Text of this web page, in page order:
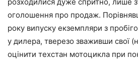
оголошення про продаж.
року випуску екземпляри з
у дилера, тверезо зваживши свої
оцінити техстан мотоцикла при